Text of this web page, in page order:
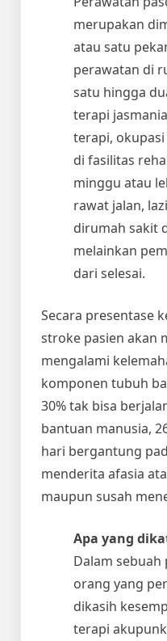
merupakan
atau satu
perawatan di
satu hingga
terapi
terapi,
di fasilitas
minggu atau
rawat jalan,
dirumah sakit
melainkan
dari selesai.
Secara presentase
stroke pasien akan
mengalami
komponen tubuh
30% tak bisa
bantuan manusia,
hari bergantung
menderita afasia
maupun susah
Apa yang
Dalam sebuah
orang yang
dikasih
terapi